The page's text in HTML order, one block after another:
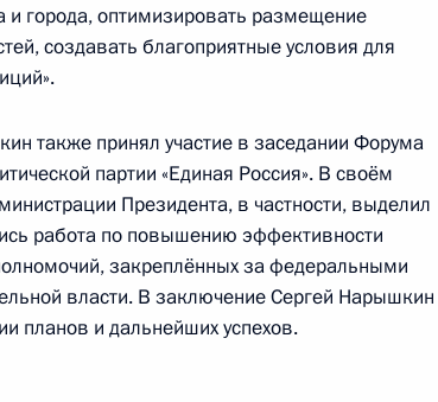
Французского
Президента
федеральный округ
и города, оптимизировать размещение
создавать благоприятные условия для
также принял участие в заседании Форума
партии «Единая Россия». В своём
Президента, в частности, выделил
работа по повышению эффективности
закреплённых за федеральными
власти. В заключение Сергей Нарышкин
планов и дальнейших успехов.